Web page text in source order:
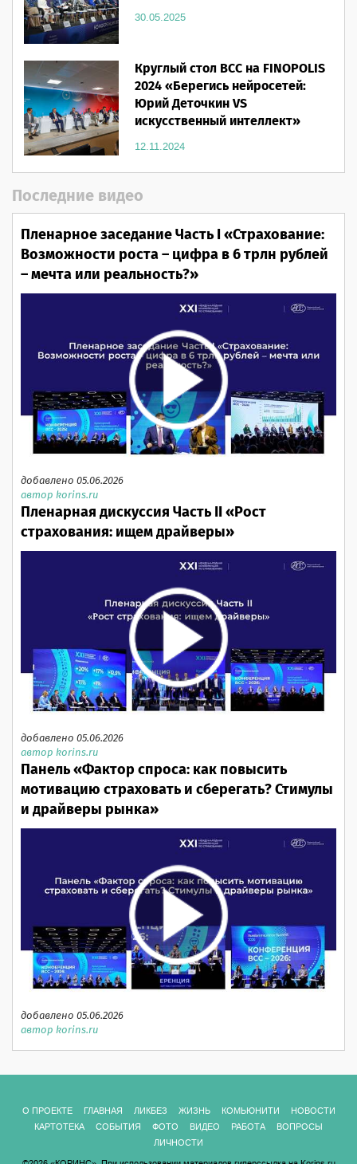
30.05.2025
Круглый стол ВСС на FINOPOLIS
2024 «Берегись нейросетей:
Юрий Деточкин VS
искусственный интеллект»
12.11.2024
Последние видео
Пленарное заседание Часть I «Страхование:
Возможности роста – цифра в 6 трлн рублей
– мечта или реальность?»
добавлено 05.06.2026
автор korins.ru
Пленарная дискуссия Часть II «Рост
страхования: ищем драйверы»
добавлено 05.06.2026
автор korins.ru
Панель «Фактор спроса: как повысить
мотивацию страховать и сберегать? Стимулы
и драйверы рынка»
добавлено 05.06.2026
автор korins.ru
О ПРОЕКТЕ ГЛАВНАЯ ЛИКБЕЗ ЖИЗНЬ КОМЬЮНИТИ
НОВОСТИ
КАРТОТЕКА
СОБЫТИЯ ФОТО ВИДЕО РАБОТА
ВОПРОСЫ
ЛИЧНОСТИ